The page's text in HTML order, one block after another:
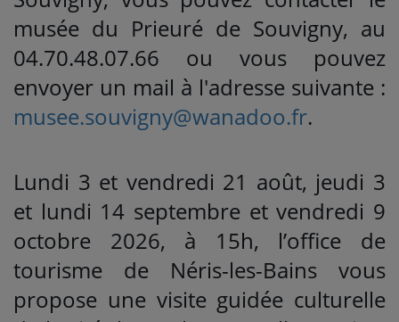
musée du Prieuré de Souvigny, au
04.70.48.07.66 ou vous pouvez
envoyer un mail à l'adresse suivante :
musee.souvigny@wanadoo.fr.
Lundi 3 et vendredi 21 août, jeudi 3
et lundi 14 septembre et vendredi 9
octobre 2026, à 15h, l’office de
tourisme de Néris-les-Bains vous
propose une visite guidée culturelle